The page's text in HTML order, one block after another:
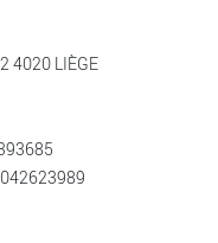
2 4020 LIÈGE
042623989